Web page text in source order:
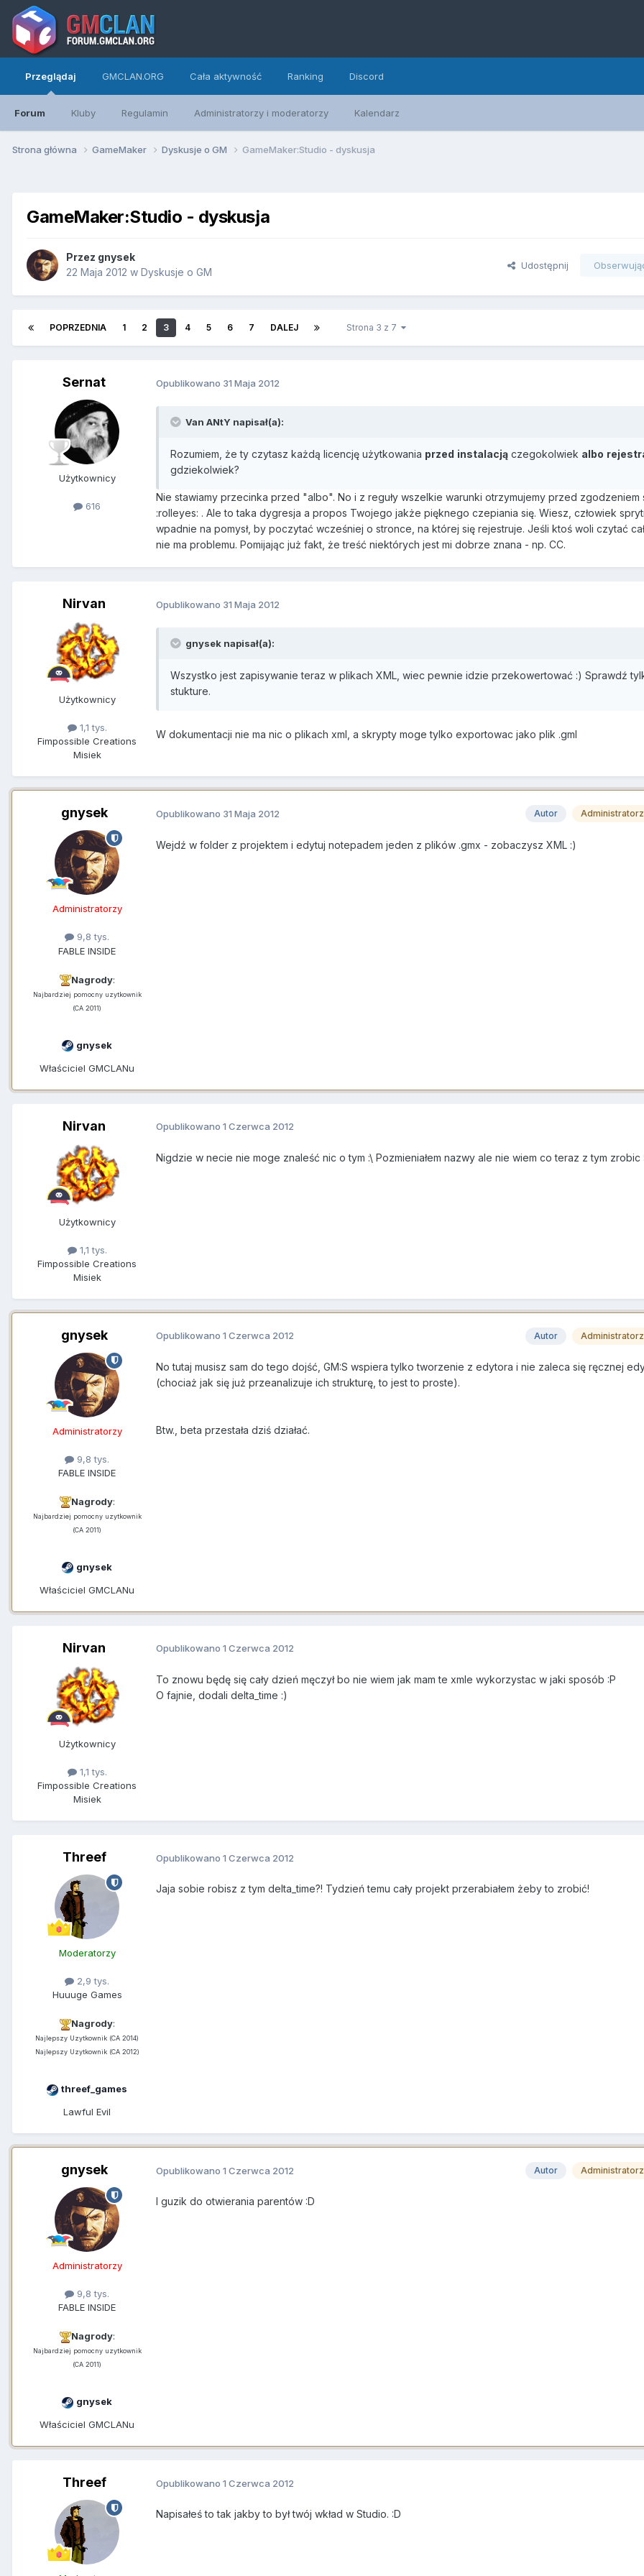
Przeglądaj
Forum Kluby Regulamin Administratorzy i moderatorzy Kalendarz
GMCLAN.ORG Cała aktywność Ranking Discord
Strona główna GameMaker Dyskusje o GM GameMaker:Studio - dyskusja
GameMaker:Studio - dyskusja
Przez gnysek
22 Maja 2012 w Dyskusje o GM
Udostępnij
POPRZEDNIA 1 2 3 4 5 6 7 DALEJ Strona 3 z 7
Sernat
Użytkownicy
616
Opublikowano 31 Maja 2012
Van ANtY napisał(a):
Rozumiem, że ty czytasz każdą licencję użytkowania przed instalacją czegokolwiek albo
gdziekolwiek?
Nie stawiamy przecinka przed "albo". No i z reguły wszelkie warunki otrzymujemy przed zgodzeniem
:rolleyes: . Ale to taka dygresja a propos Twojego jakże pięknego czepiania się. Wiesz, człowiek
wpadnie na pomysł, by poczytać wcześniej o stronce, na której się rejestruje. Jeśli ktoś woli czytać
nie ma problemu. Pomijając już fakt, że treść niektórych jest mi dobrze znana - np. CC.
Nirvan
Użytkownicy
1,1 tys.
Fimpossible Creations
Misiek
Opublikowano 31 Maja 2012
gnysek napisał(a):
Wszystko jest zapisywanie teraz w plikach XML, wiec pewnie idzie przekowertować :) Sprawdź
stukture.
W dokumentacji nie ma nic o plikach xml, a skrypty moge tylko exportowac jako plik .gml
gnysek
Administratorzy
9,8 tys.
FABLE INSIDE
Nagrody:
Najbardziej pomocny uzytkownik
(CA 2011)
gnysek
Właściciel GMCLANu
Autor
Opublikowano 31 Maja 2012
Wejdź w folder z projektem i edytuj notepadem jeden z plików .gmx - zobaczysz XML :)
Nirvan
Użytkownicy
1,1 tys.
Fimpossible Creations
Misiek
Opublikowano 1 Czerwca 2012
Nigdzie w necie nie moge znaleść nic o tym :\ Pozmieniałem nazwy ale nie wiem co teraz z tym zrobic
gnysek
Administratorzy
9,8 tys.
FABLE INSIDE
Nagrody:
Najbardziej pomocny uzytkownik
(CA 2011)
gnysek
Właściciel GMCLANu
Autor
Opublikowano 1 Czerwca 2012
No tutaj musisz sam do tego dojść, GM:S wspiera tylko tworzenie z edytora i nie zaleca się ręcznej
(chociaż jak się już przeanalizuje ich strukturę, to jest to proste).
Btw., beta przestała dziś działać.
Nirvan
Użytkownicy
1,1 tys.
Fimpossible Creations
Misiek
Opublikowano 1 Czerwca 2012
To znowu będę się cały dzień męczył bo nie wiem jak mam te xmle wykorzystac w jaki sposób :P
O fajnie, dodali delta_time :)
Threef
Moderatorzy
2,9 tys.
Huuuge Games
Nagrody:
Najlepszy Uzytkownik (CA 2014)
Najlepszy Uzytkownik (CA 2012)
threef_games
Lawful Evil
Opublikowano 1 Czerwca 2012
Jaja sobie robisz z tym delta_time?! Tydzień temu cały projekt przerabiałem żeby to zrobić!
gnysek
Administratorzy
9,8 tys.
FABLE INSIDE
Nagrody:
Najbardziej pomocny uzytkownik
(CA 2011)
gnysek
Właściciel GMCLANu
Autor
Opublikowano 1 Czerwca 2012
I guzik do otwierania parentów :D
Threef Opublikowano 1 Czerwca 2012
Napisałeś to tak jakby to był twój wkład w Studio. :D